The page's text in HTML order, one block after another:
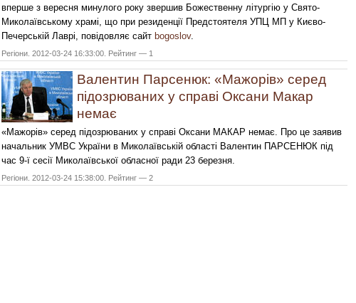
вперше з вересня минулого року звершив Божественну літургію у Свято-
Миколаївському храмі, що при резиденції Предстоятеля УПЦ МП у Києво-
Печерській Лаврі, повідовляє сайт bogoslov.
Регіони. 2012-03-24 16:33:00. Рейтинг — 1
Валентин Парсенюк: «Мажорів» серед
підозрюваних у справі Оксани Макар
немає
«Мажорів» серед підозрюваних у справі Оксани МАКАР немає. Про це заявив
начальник УМВС України в Миколаївській області Валентин ПАРСЕНЮК під
час 9-ї сесії Миколаївської обласної ради 23 березня.
Регіони. 2012-03-24 15:38:00. Рейтинг — 2